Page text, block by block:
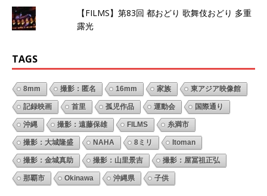
【FILMS】第83回 都おどり 歌舞伎おどり 多重
露光
TAGS
8mm 撮影：匿名 16mm 家族 東アジア映像館
記録映画 首里 孤児作品 運動会 国際通り
沖縄 撮影：遠藤保雄 FILMS 糸満市
撮影：大城隆盛 NAHA 8ミリ Itoman
撮影：金城真助 撮影：山里景吉 撮影：屋冨祖正弘
那覇市 Okinawa 沖縄県 子供